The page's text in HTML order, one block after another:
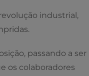
industrial,
passando a ser
os colaboradores